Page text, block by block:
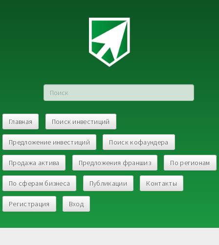
Главная Поиск инвестиций
Предложение инвестиций Поиск кофаундера
Продажа актива Предложения франшиз По регионам
По сферам бизнеса Публикации Контакты
Регистрация Вход